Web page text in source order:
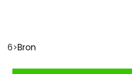
6>Bron